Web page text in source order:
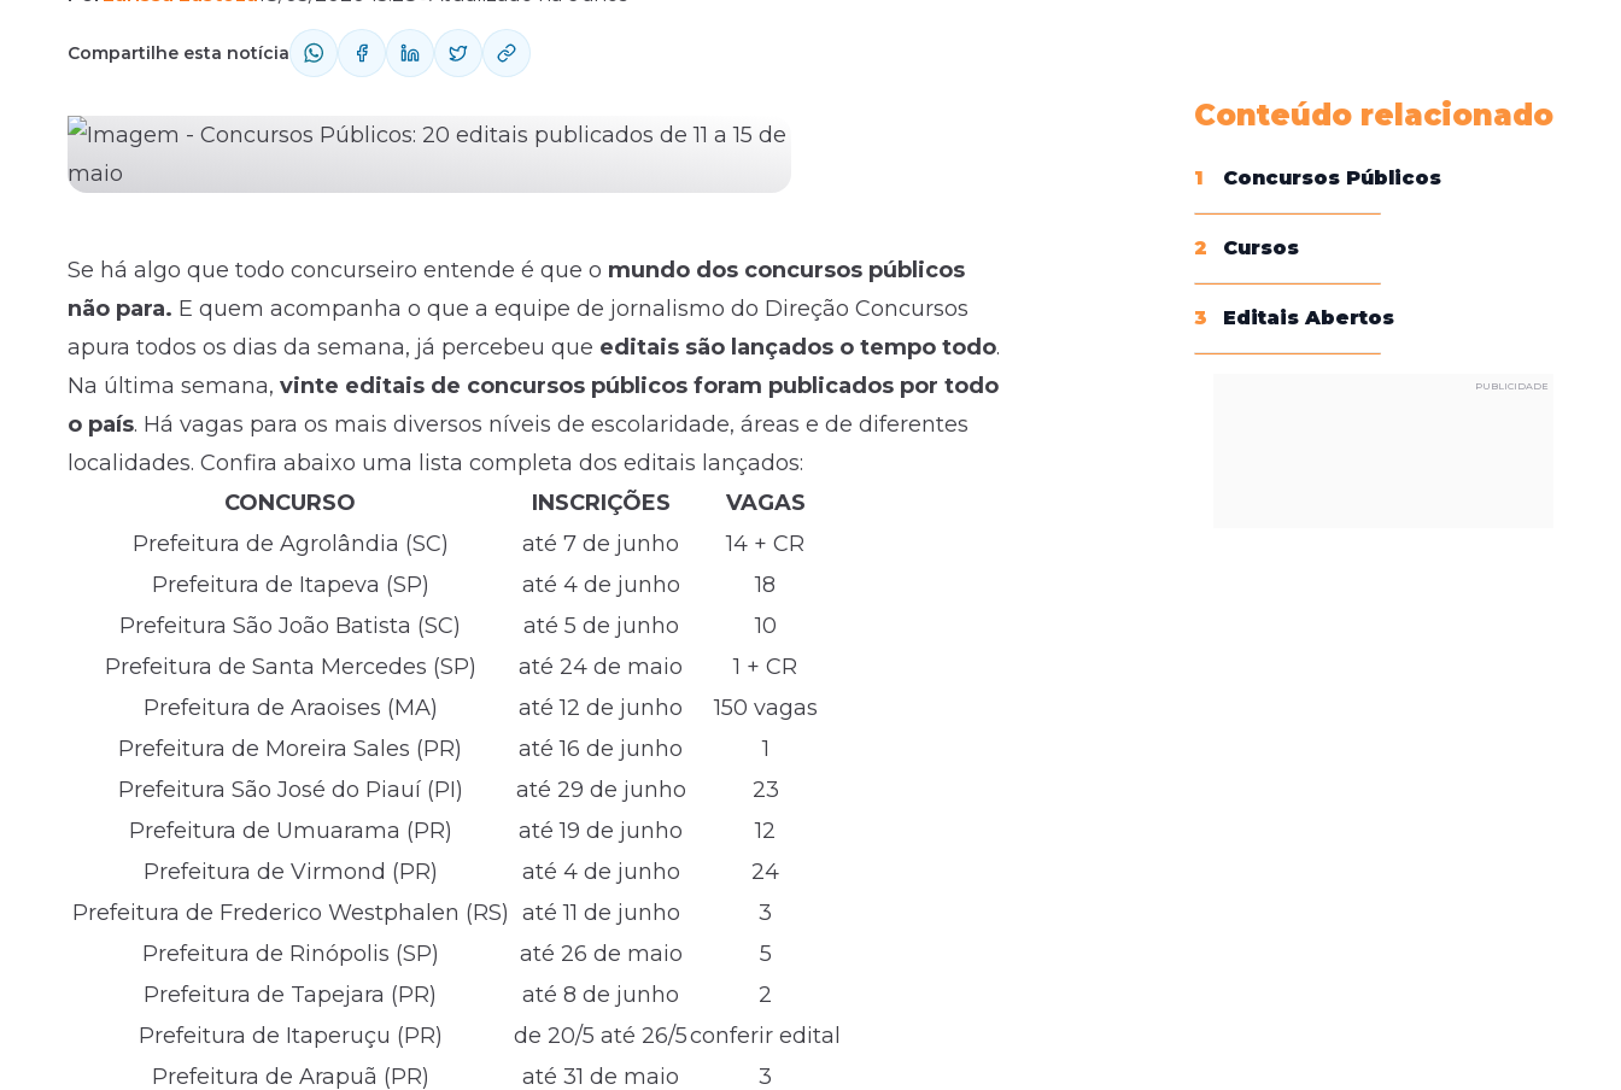
Fale com o time comercial
Compartilhe esta notícia
Se há algo que todo concurseiro entende é que o mundo dos concursos públicos
não para. E quem acompanha o que a equipe de jornalismo do Direção Concursos
apura todos os dias da semana, já percebeu que editais são lançados o tempo todo.
Na última semana, vinte editais de concursos públicos foram publicados por todo
o país. Há vagas para os mais diversos níveis de escolaridade, áreas e de diferentes
localidades. Confira abaixo uma lista completa dos editais lançados:
CONCURSO
INSCRIÇÕES
VAGAS
Prefeitura de Agrolândia (SC)
até 7 de junho
14 + CR
Prefeitura de Itapeva (SP)
até 4 de junho
18
Prefeitura São João Batista (SC)
até 5 de junho
10
Prefeitura de Santa Mercedes (SP)
até 24 de maio
1 + CR
Prefeitura de Araoises (MA)
até 12 de junho
150 vagas
Prefeitura de Moreira Sales (PR)
até 16 de junho
1
Prefeitura São José do Piauí (PI)
até 29 de junho
23
Prefeitura de Umuarama (PR)
até 19 de junho
12
Prefeitura de Virmond (PR)
até 4 de junho
24
Prefeitura de Frederico Westphalen (RS) até 11 de junho
3
Prefeitura de Rinópolis (SP)
até 26 de maio
5
Prefeitura de Tapejara (PR)
até 8 de junho
2
Prefeitura de Itaperuçu (PR)
de 20/5 até 26/5conferir edital
Prefeitura de Arapuã (PR)
até 31 de maio
3
Conteúdo relacionado
1 Concursos Públicos
2 Cursos
3 Editais Abertos
PUBLICIDADE